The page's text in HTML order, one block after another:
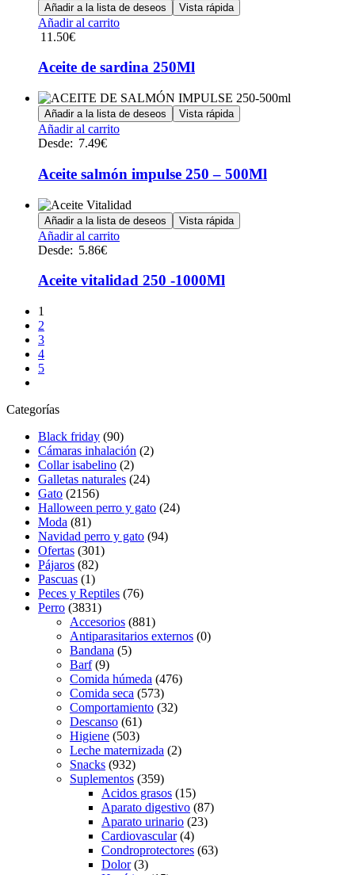
Añadir a la lista de deseos Vista rápida
Añadir al carrito
11.50€
Aceite de sardina 250Ml
Añadir a la lista de deseos Vista rápida
Añadir al carritoEste
múltiples
variantes.
Las
opciones
se
pueden
la
Desde: 7.49€
Aceite salmón impulse 250 – 500Ml
Añadir a la lista de deseos Vista rápida
Añadir al carritoEste
múltiples
producto
Desde: 5.86€
Aceite vitalidad 250 -1000Ml
1
2
3
4
5
Categorías
Black friday (90)
Cámaras inhalación (2)
Collar isabelino (2)
Galletas naturales (24)
Gato (2156)
Halloween perro y gato (24)
Moda (81)
Navidad perro y gato (94)
Ofertas (301)
Pájaros (82)
Pascuas (1)
Peces y Reptiles (76)
Perro (3831)
Accesorios (881)
Antiparasitarios externos (0)
Bandana (5)
Barf (9)
Comida húmeda (476)
Comida seca (573)
Comportamiento (32)
Descanso (61)
Higiene (503)
Leche maternizada (2)
Snacks (932)
Suplementos (359)
Acidos grasos (15)
Aparato digestivo (87)
Aparato urinario (23)
Cardiovascular (4)
Condroprotectores (63)
Dolor (3)